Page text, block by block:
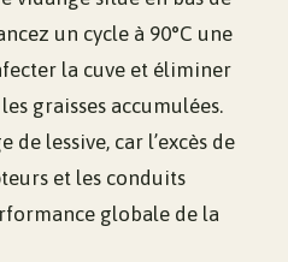
un cycle à 90°C une
la cuve et éliminer
graisses accumulées.
de lessive, car l’excès de
et les conduits
globale de la